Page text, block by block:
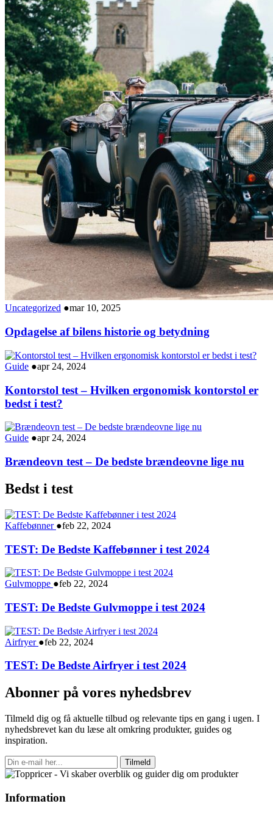
Uncategorized ●mar 10, 2025
Opdagelse af bilens historie og betydning
Guide ●apr 24, 2024
Kontorstol test – Hvilken ergonomisk kontorstol er
bedst i test?
Guide ●apr 24, 2024
Brændeovn test – De bedste brændeovne lige nu
Bedst i test
Kaffebønner ●feb 22, 2024
TEST: De Bedste Kaffebønner i test 2024
Gulvmoppe ●feb 22, 2024
TEST: De Bedste Gulvmoppe i test 2024
Airfryer ●feb 22, 2024
TEST: De Bedste Airfryer i test 2024
Abonner på vores nyhedsbrev
Tilmeld dig og få aktuelle tilbud og relevante tips en gang i ugen. I
nyhedsbrevet kan du læse alt omkring produkter, guides og
inspiration.
Tilmeld
Information